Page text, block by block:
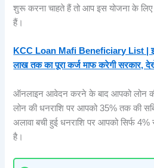
शुरू करना चाहते हैं तो आप इस योजना के
हैं।
KCC Loan Mafi Beneficiary List |
लाख तक का पूरा कर्ज माफ करेगी सरकार,
ऑनलाइन आवेदन करने के बाद आपको लोन की
लोन की धनराशि पर आपको 35% तक की
अलावा बची हुई धनराशि पर आपको सिर्फ
है।